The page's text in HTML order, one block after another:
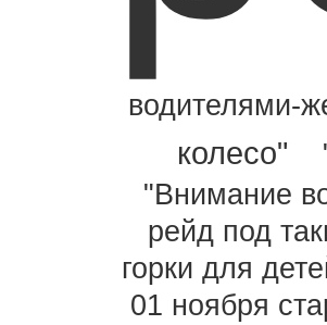
водителями-
колесо"
"Внимание
рейд под
горки для
01 ноября